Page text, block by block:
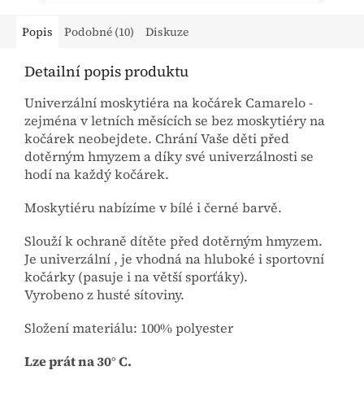
Popis Podobné (10) Diskuze
Detailní popis produktu
Univerzální moskytiéra na kočárek Camarelo -
zejména v letních měsících se bez moskytiéry na
kočárek neobejdete. Chrání Vaše děti před
dotěrným hmyzem a díky své univerzálnosti se
hodí na každý kočárek.
Moskytiéru nabízíme v bílé i černé barvě.
Slouží k ochraně dítěte před dotěrným hmyzem.
Je univerzální , je vhodná na hluboké i sportovní
kočárky (pasuje i na větší sporťáky).
Vyrobeno z husté sítoviny.
Složení materiálu: 100% polyester
Lze prát na 30° C.